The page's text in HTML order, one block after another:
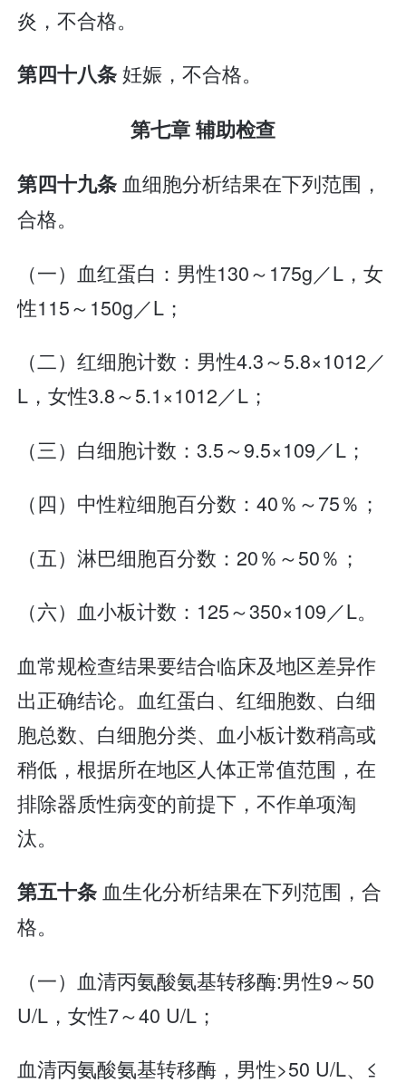
炎，不合格。
第四十八条妊娠，不合格。
第七章 辅助检查
第四十九条血细胞分析结果在下列范围，
合格。
（一）血红蛋白：男性130～175g／L，女
性115～150g／L；
（二）红细胞计数：男性4.3～5.8×1012／
L，女性3.8～5.1×1012／L；
（三）白细胞计数：3.5～9.5×109／L；
（四）中性粒细胞百分数：40％～75％；
（五）淋巴细胞百分数：20％～50％；
（六）血小板计数：125～350×109／L。
血常规检查结果要结合临床及地区差异作
出正确结论。血红蛋白、红细胞数、白细
胞总数、白细胞分类、血小板计数稍高或
稍低，根据所在地区人体正常值范围，在
排除器质性病变的前提下，不作单项淘
汰。
第五十条血生化分析结果在下列范围，合
格。
（一）血清丙氨酸氨基转移酶:男性9～50
U/L，女性7～40 U/L；
血清丙氨酸氨基转移酶，男性>50 U/L、≤